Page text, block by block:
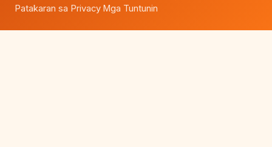
Patakaran sa Privacy·Mga Tuntunin